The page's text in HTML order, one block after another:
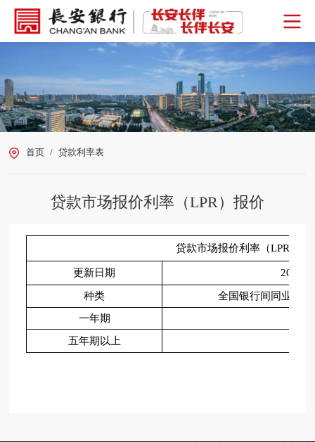
首页 / 贷款利率表
贷款市场报价利率（LPR）报价
贷款市场报价利率（LPR）报
更新日期 2026
种类
全国银行间同业拆
一年期
五年期以上